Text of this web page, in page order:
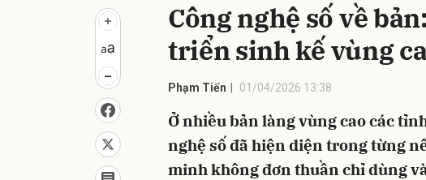
Công nghệ số về
triển sinh kế vùng
Phạm Tiến 01/04/2026 13:38
Ở nhiều bản làng vùng cao các
nghệ số đã hiện diện trong từng
minh không đơn thuần chỉ dùng